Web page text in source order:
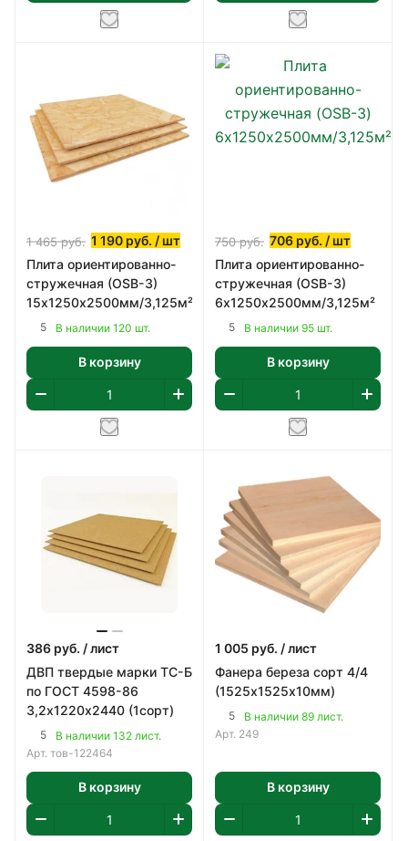
1 465руб. 1 190 руб. / шт
Плита ориентированно-
стружечная (OSB-3)
15х1250х2500мм/3,125м²
5 В наличии 120 шт.
В корзину
750руб. 706 руб. / шт
Плита ориентированно-
стружечная (OSB-3)
6х1250х2500мм/3,125м²
5 В наличии 95 шт.
В корзину
386 руб. / лист
ДВП твердые марки ТС-Б
по ГОСТ 4598-86
3,2х1220х2440 (1сорт)
5
В наличии 132 лист.
Арт. тов-122464
В корзину
1 005 руб. / лист
Фанера береза сорт 4/4
(1525х1525х10мм)
5
В наличии 89 лист.
Арт. 249
В корзину